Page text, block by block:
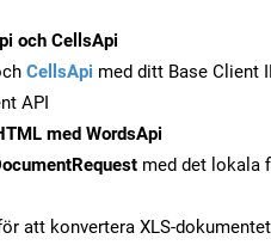
och CellsApi
CellsApi med ditt Base Client
API
med WordsApi
med det lokala
att konvertera XLS-